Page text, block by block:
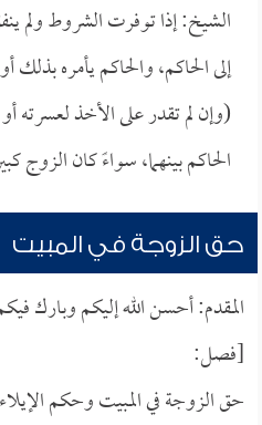
الشيخ: إذا توفرت الشروط ولم
إلى الحاكم، والحاكم يأمره بذلك
(وإن لم تقدر على الأخذ لعسرته
الحاكم بينهما، سواءً كان الزوج
حق الزوجة في المبيت
المقدم: أحسن الله إليكم وبارك
[فصل:
حق الزوجة في المبيت وحكم